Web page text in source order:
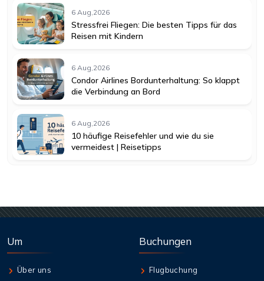
6 Aug,2026
Stressfrei Fliegen: Die besten Tipps für das
Reisen mit Kindern
6 Aug,2026
Condor Airlines Bordunterhaltung: So klappt
die Verbindung an Bord
6 Aug,2026
10 häufige Reisefehler und wie du sie
vermeidest | Reisetipps
Um
Über uns
Buchungen
Flugbuchung